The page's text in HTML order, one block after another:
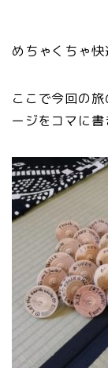
めちゃくちゃ快
ここで今回の
ージをコマに